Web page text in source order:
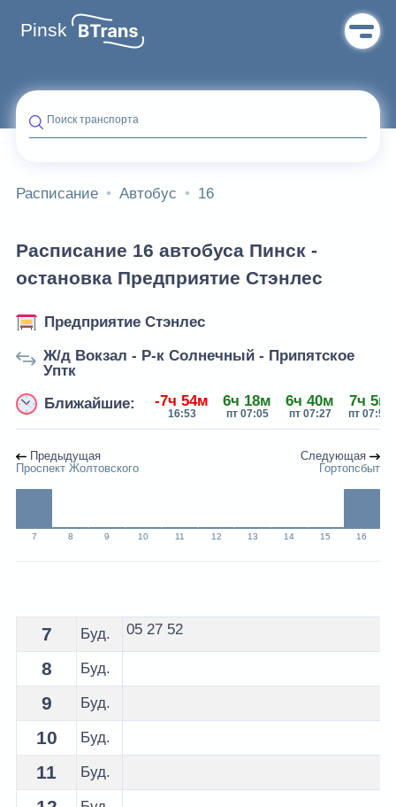
Pinsk
Поиск транспорта
Расписание Автобус 16
Расписание 16 автобуса Пинск -
остановка Предприятие Стэнлес
Предприятие Стэнлес
Ж/д Вокзал - Р-к Солнечный - Припятское
Уптк
Ближайшие:
-7ч 54м
16:53
6ч 18м
пт 07:05
6ч 40м
пт 07:27
7ч 5м
пт 07:52
Предыдущая
Проспект Жолтовского
Следующая
Гортопсбыт
7 8 9 10 11 12 13 14 15 16
Расписание 16 автобуса Пинск - остановка
7 Буд. 05 27 52
8 Буд.
9 Буд.
10 Буд.
11 Буд.